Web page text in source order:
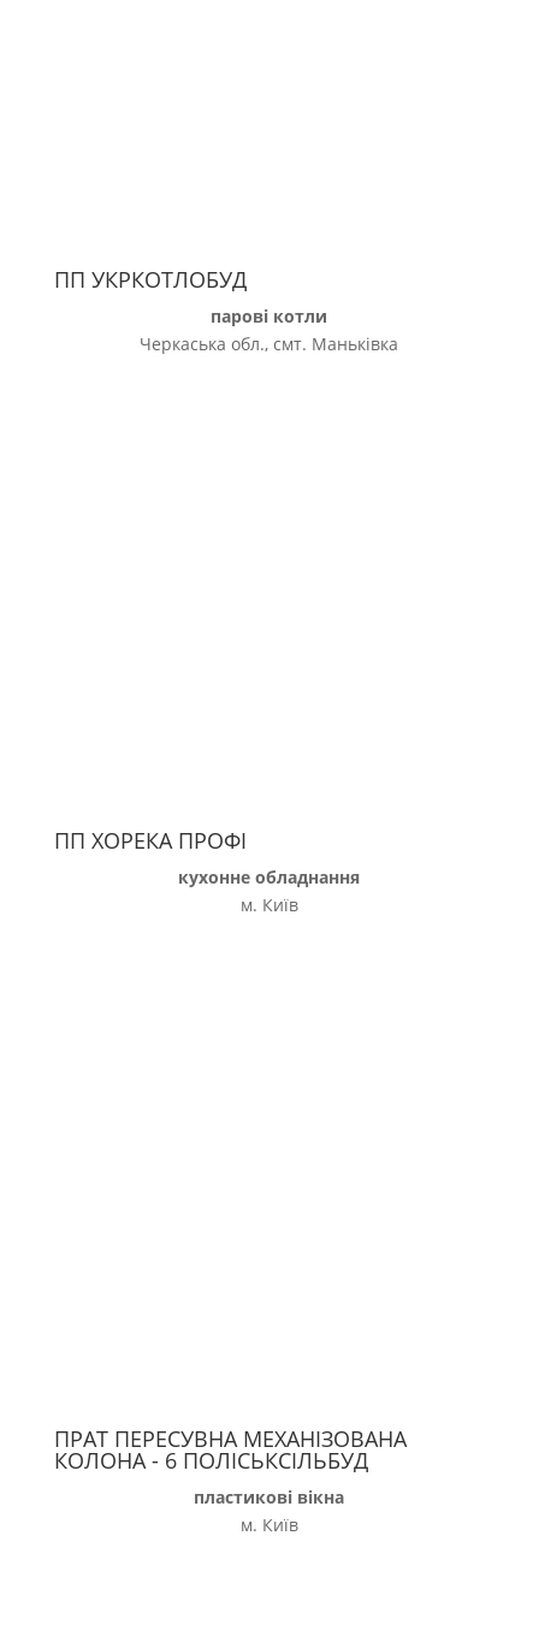
ПП УКРКОТЛОБУД
парові котли
Черкаська обл., смт. Маньківка
ПП ХОРЕКА ПРОФІ
кухонне обладнання
м. Київ
ПРАТ ПЕРЕСУВНА МЕХАНІЗОВАНА
КОЛОНА - 6 ПОЛІСЬКСІЛЬБУД
пластикові вікна
м. Київ